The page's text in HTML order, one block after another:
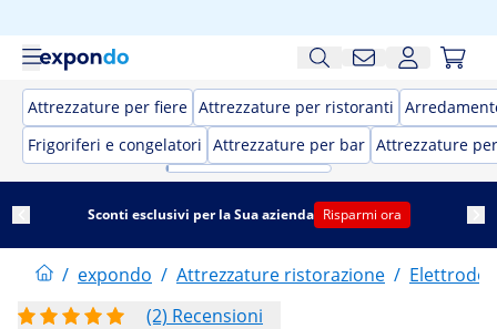
Attrezzature per fiere Attrezzature per ristoranti
Frigoriferi e congelatori Attrezzature per bar Attrezzature
Sconti esclusivi per la Sua azienda Risparmi ora
/ expondo / Attrezzature ristorazione /
(2) Recensioni